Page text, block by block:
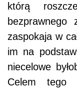
którą
bezprawnego
zaspokaja w
im na
niecelowe
Celem tego